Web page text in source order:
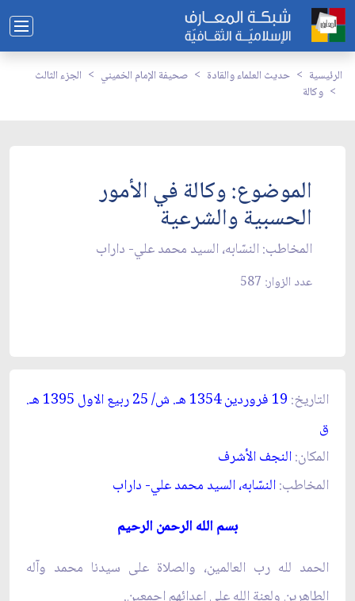
الرئيسية حديث العلماء والقادة صحيفة الإمام الخميني
الجزء الثالث
وكالة
الموضوع: وكالة في الأمور
الحسبية والشرعية
المخاطب: النسّابه، السيد محمد علي- داراب‏
عدد الزوار: 587
التاريخ:
19 فروردين 1354 هـ. ش/ 25 ربيع الاول 1395 هـ.
ق‏
المكان:النجف الأشرف‏
المخاطب:النسّابه، السيد محمد علي- داراب‏
بسم الله الرحمن الرحيم‏
الحمد لله رب العالمين، والصلاة على سيدنا محمد وآله